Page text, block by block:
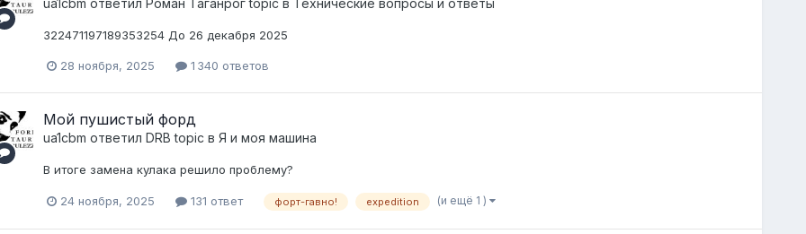
ua1cbm ответил Pоман Таганрогtopic в Технические вопросы и ответы
322471197189353254 До 26 декабря 2025
28 ноября, 2025 1 340 ответов
Мой пушистый форд
ua1cbm ответил DRB topic в Я и моя машина
В итоге замена кулака решило проблему?
24 ноября, 2025 131 ответ форт-гавно! expedition (и ещё 1 )